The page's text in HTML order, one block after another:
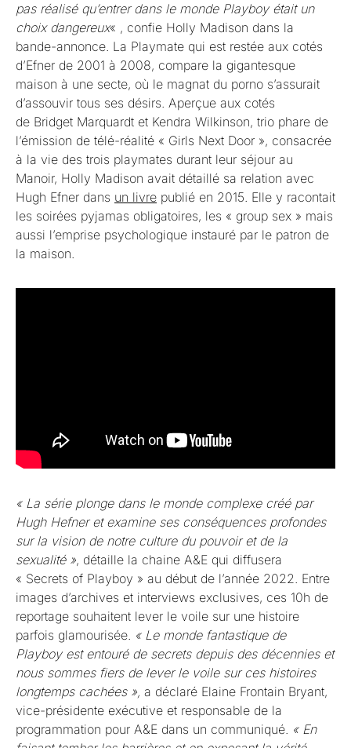
pas réalisé qu’entrer dans le monde Playboy était un
choix dangereux« , confie Holly Madison dans la
bande-annonce. La Playmate qui est restée aux cotés
d’Efner de 2001 à 2008, compare la gigantesque
maison à une secte, où le magnat du porno s’assurait
d’assouvir tous ses désirs. Aperçue aux cotés
de Bridget Marquardt et Kendra Wilkinson, trio phare de
l’émission de télé-réalité « Girls Next Door », consacrée
à la vie des trois playmates durant leur séjour au
Manoir, Holly Madison avait détaillé sa relation avec
Hugh Efner dans un livre publié en 2015. Elle y racontait
les soirées pyjamas obligatoires, les « group sex » mais
aussi l’emprise psychologique instauré par le patron de
la maison.
« La série plonge dans le monde complexe créé par
Hugh Hefner et examine ses conséquences profondes
sur la vision de notre culture du pouvoir et de la
sexualité », détaille la chaine A&E qui diffusera
« Secrets of Playboy » au début de l’année 2022. Entre
images d’archives et interviews exclusives, ces 10h de
reportage souhaitent lever le voile sur une histoire
parfois glamourisée. « Le monde fantastique de
Playboy est entouré de secrets depuis des décennies et
nous sommes fiers de lever le voile sur ces histoires
longtemps cachées », a déclaré Elaine Frontain Bryant,
vice-présidente exécutive et responsable de la
programmation pour A&E dans un communiqué. « En